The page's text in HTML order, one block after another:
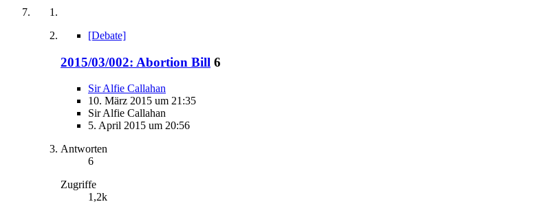
[Debate]
2015/03/002: Abortion Bill 6
Sir Alfie Callahan
10. März 2015 um 21:35
Sir Alfie Callahan
5. April 2015 um 20:56
Antworten
6
Zugriffe
1,2k